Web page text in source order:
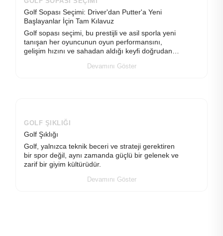
Golf Sopası Seçimi: Driver'dan Putter'a Yeni
Başlayanlar İçin Tam Kılavuz
Golf sopası seçimi, bu prestijli ve asil sporla yeni
tanışan her oyuncunun oyun performansını,
gelişim hızını ve sahadan aldığı keyfi doğrudan
Devamını Göster
GOLF ŞIKLIĞI
Golf Şıklığı
Golf, yalnızca teknik beceri ve strateji gerektiren
bir spor değil, aynı zamanda güçlü bir gelenek ve
zarif bir giyim kültürüdür.
Devamını Göster